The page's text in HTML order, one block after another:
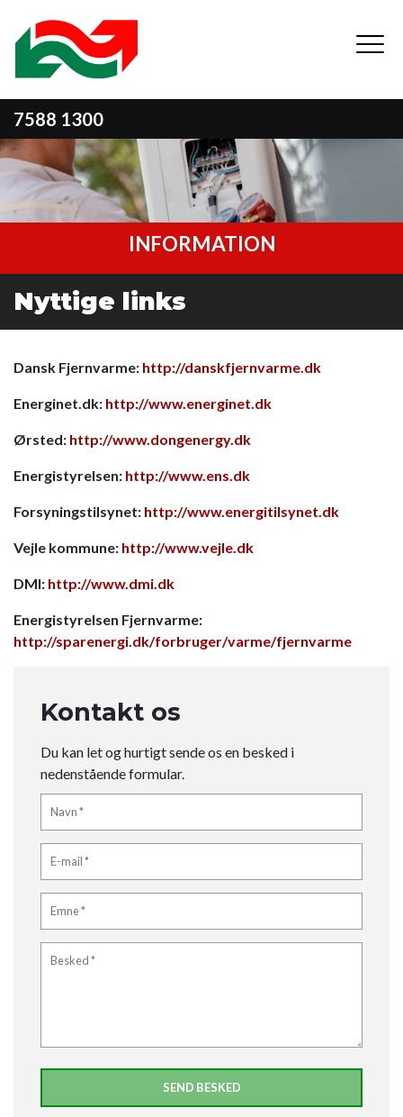
hovedindhold
7588 1300
INFORMATION
Nyttige links
Dansk Fjernvarme: http://danskfjernvarme.dk
Energinet.dk: http://www.energinet.dk
Ørsted: http://www.dongenergy.dk
Energistyrelsen: http://www.ens.dk
Forsyningstilsynet: http://www.energitilsynet.dk
Vejle kommune: http://www.vejle.dk
DMI: http://www.dmi.dk
Energistyrelsen Fjernvarme:
http://sparenergi.dk/forbruger/varme/fjernvarme
Kontakt os
Du kan let og hurtigt sende os en besked i
nedenstående formular.